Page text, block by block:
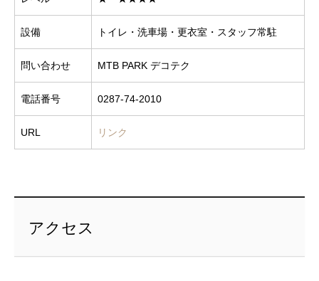
設備 トイレ・洗車場・更衣室・スタッフ常駐
問い合わせ MTB PARK デコテク
電話番号 0287-74-2010
URL リンク
アクセス